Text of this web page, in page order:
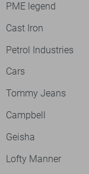
PME legend
Cast Iron
Petrol Industries
Cars
Tommy Jeans
Campbell
Geisha
Lofty Manner